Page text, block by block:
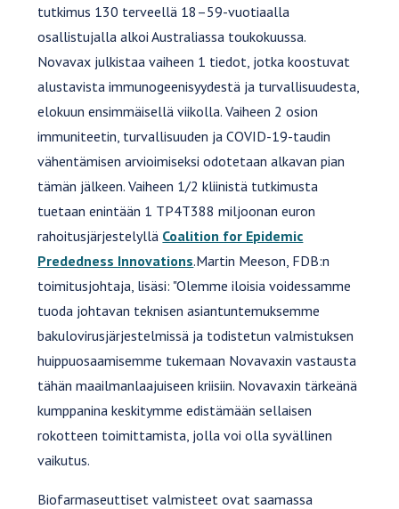
tutkimus 130 terveellä 18–59-vuotiaalla
osallistujalla alkoi Australiassa toukokuussa.
Novavax julkistaa vaiheen 1 tiedot, jotka koostuvat
alustavista immunogeenisyydestä ja turvallisuudesta,
elokuun ensimmäisellä viikolla. Vaiheen 2 osion
immuniteetin, turvallisuuden ja COVID-19-taudin
vähentämisen arvioimiseksi odotetaan alkavan pian
tämän jälkeen. Vaiheen 1/2 kliinistä tutkimusta
tuetaan enintään 1 TP4T388 miljoonan euron
rahoitusjärjestelyllä Coalition for Epidemic
Prededness Innovations.Martin Meeson, FDB:n
toimitusjohtaja, lisäsi: "Olemme iloisia voidessamme
tuoda johtavan teknisen asiantuntemuksemme
bakulovirusjärjestelmissä ja todistetun valmistuksen
huippuosaamisemme tukemaan Novavaxin vastausta
tähän maailmanlaajuiseen kriisiin. Novavaxin tärkeänä
kumppanina keskitymme edistämään sellaisen
rokotteen toimittamista, jolla voi olla syvällinen
vaikutus.
Biofarmaseuttiset valmisteet ovat saamassa